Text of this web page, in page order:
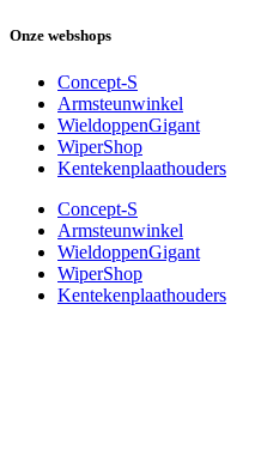
Onze webshops
Concept-S
Armsteunwinkel
WieldoppenGigant
WiperShop
Kentekenplaathouders
Concept-S
Armsteunwinkel
WieldoppenGigant
WiperShop
Kentekenplaathouders